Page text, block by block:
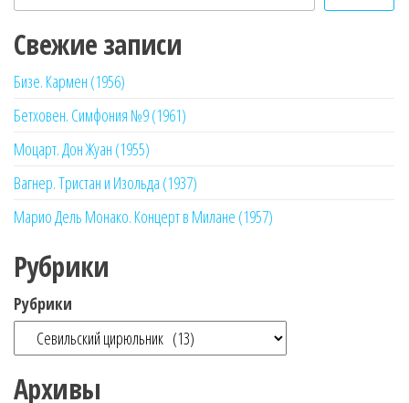
Свежие записи
Бизе. Кармен (1956)
Бетховен. Симфония №9 (1961)
Моцарт. Дон Жуан (1955)
Вагнер. Тристан и Изольда (1937)
Марио Дель Монако. Концерт в Милане (1957)
Рубрики
Рубрики
Архивы